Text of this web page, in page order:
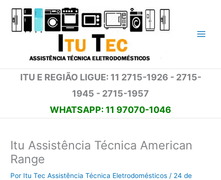
para
ITU E REGIÃO LIGUE: 11 2715-1926 - 2715-
1945 - 2715-1957
WHATSAPP: 11 97070-1046
Itu Assistência Técnica American
Range
Por Itu Tec Assistência Técnica Eletrodomésticos / 24 de